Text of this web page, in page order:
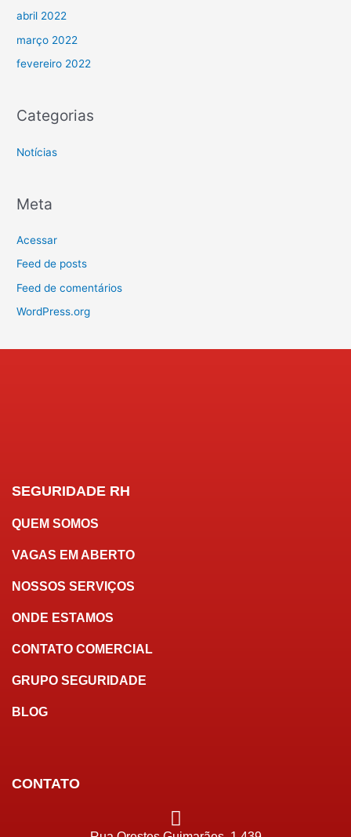
abril 2022
março 2022
fevereiro 2022
Categorias
Notícias
Meta
Acessar
Feed de posts
Feed de comentários
WordPress.org
SEGURIDADE RH
QUEM SOMOS
VAGAS EM ABERTO
NOSSOS SERVIÇOS
ONDE ESTAMOS
CONTATO COMERCIAL
GRUPO SEGURIDADE
BLOG
CONTATO